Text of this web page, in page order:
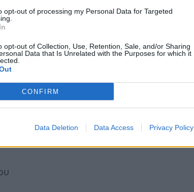
opt-out of processing my Personal Data for Targeted
opt-out of Collection, Use, Retention, Sale, and/or Sharing
Data that Is Unrelated with the Purposes for which it
CONFIRM
Data Deletion Data Access Privacy Policy
Αθλητικού Ομίλου Μάνης «Ο
Ομίλου Σπάρτης
Ομίλου Σπάρτης